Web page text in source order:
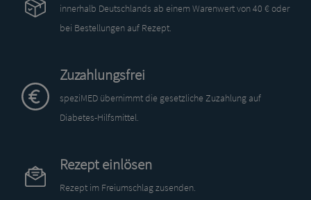
innerhalb Deutschlands ab einem Warenwert von 40 € oder
bei Bestellungen auf Rezept.
Zuzahlungsfrei
speziMED übernimmt die gesetzliche Zuzahlung auf
Diabetes-Hilfsmittel.
Rezept einlösen
Rezept im Freiumschlag zusenden.